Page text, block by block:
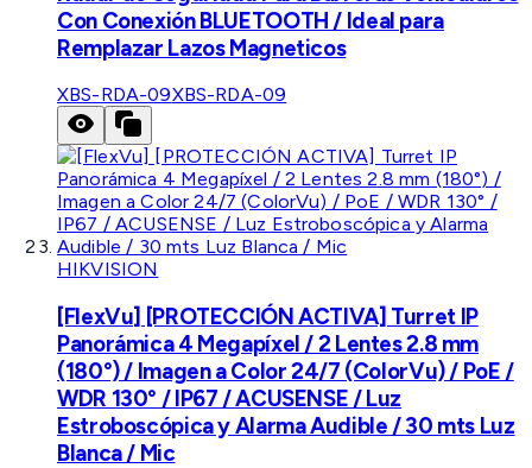
Con Conexión BLUETOOTH / Ideal para
Remplazar Lazos Magneticos
XBS-RDA-09XBS-RDA-09
HIKVISION
[FlexVu] [PROTECCIÓN ACTIVA] Turret IP
Panorámica 4 Megapíxel / 2 Lentes 2.8 mm
(180°) / Imagen a Color 24/7 (ColorVu) / PoE /
WDR 130° / IP67 / ACUSENSE / Luz
Estroboscópica y Alarma Audible / 30 mts Luz
Blanca / Mic